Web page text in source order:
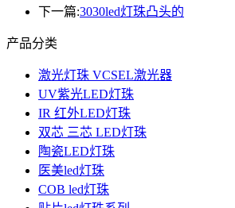
下一篇:3030led灯珠凸头的
产品分类
激光灯珠 VCSEL激光器
UV紫光LED灯珠
IR 红外LED灯珠
双芯 三芯 LED灯珠
陶瓷LED灯珠
医美led灯珠
COB led灯珠